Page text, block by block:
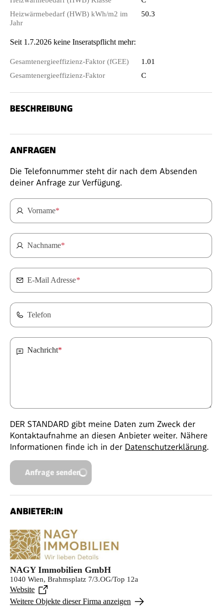
Heizwärmebedarf (HWB) kWh/m2 im
Jahr
50.3
Seit 1.7.2026 keine Inseratspflicht mehr:
Gesamtenergieeffizienz-Faktor (fGEE)
1.01
Gesamtenergieeffizienz-Faktor
C
BESCHREIBUNG
ANFRAGEN
Die Telefonnummer steht dir nach dem Absenden
deiner Anfrage zur Verfügung.
Vorname*
Nachname*
E-Mail Adresse*
Telefon
Nachricht*
DER STANDARD gibt meine Daten zum Zweck der
Kontaktaufnahme an diesen Anbieter weiter. Nähere
Informationen finde ich in der Datenschutzerklärung.
Anfrage senden
ANBIETER:IN
NAGY Immobilien GmbH
1040 Wien, Brahmsplatz 7/3.OG/Top 12a
Website
Weitere Objekte dieser Firma anzeigen